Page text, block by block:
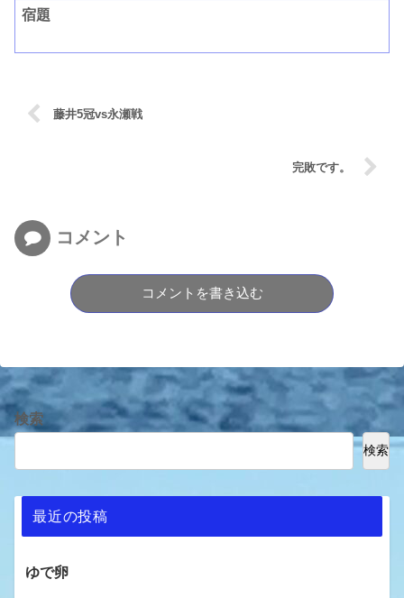
宿題
藤井5冠vs永瀬戦
完敗です。
コメント
コメントを書き込む
検索
検索
最近の投稿
ゆで卵